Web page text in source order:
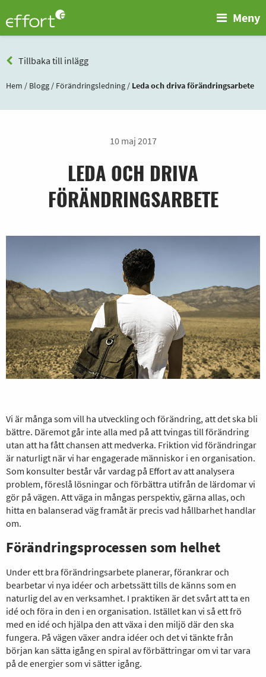
Meny
Tillbaka till inlägg
Hem / Blogg / Förändringsledning / Leda och driva förändringsarbete
10 maj 2017
LEDA OCH DRIVA
FÖRÄNDRINGSARBETE
Vi är många som vill ha utveckling och förändring, att det ska bli
bättre. Däremot går inte alla med på att tvingas till förändring
utan att ha fått chansen att medverka. Friktion vid förändringar
är naturligt när vi har engagerade människor i en organisation.
Som konsulter består vår vardag på Effort av att analysera
problem, föreslå lösningar och förbättra utifrån de lärdomar vi
gör på vägen. Att väga in mångas perspektiv, gärna allas, och
hitta en balanserad väg framåt är precis vad hållbarhet handlar
om.
Förändringsprocessen som helhet
Under ett bra förändringsarbete planerar, förankrar och
bearbetar vi nya idéer och arbetssätt tills de känns som en
naturlig del av en verksamhet. I praktiken är det svårt att ta en
idé och föra in den i en organisation. Istället kan vi så ett frö
med en idé och hjälpa den att växa i den miljö där den ska
fungera. På vägen växer andra idéer och det vi tänkte från
början kan sätta igång en spiral av förbättringar om vi tar vara
på de energier som vi sätter igång.